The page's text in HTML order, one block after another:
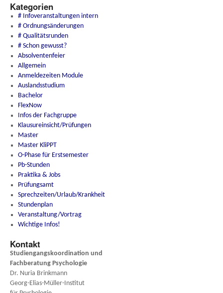
Kategorien
# Infoveranstaltungen intern
# Ordnungsänderungen
# Qualitätsrunden
# Schon gewusst?
Absolventenfeier
Allgemein
Anmeldezeiten Module
Auslandsstudium
Bachelor
FlexNow
Infos der Fachgruppe
Klausureinsicht/Prüfungen
Master
Master KliPPT
O-Phase für Erstsemester
Pb-Stunden
Praktika & Jobs
Prüfungsamt
Sprechzeiten/Urlaub/Krankheit
Stundenplan
Veranstaltung/Vortrag
Wichtige Infos!
Kontakt
Studiengangskoordination und
Fachberatung Psychologie
Dr. Nuria Brinkmann
Georg-Elias-Müller-Institut